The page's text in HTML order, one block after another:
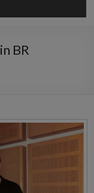
BR